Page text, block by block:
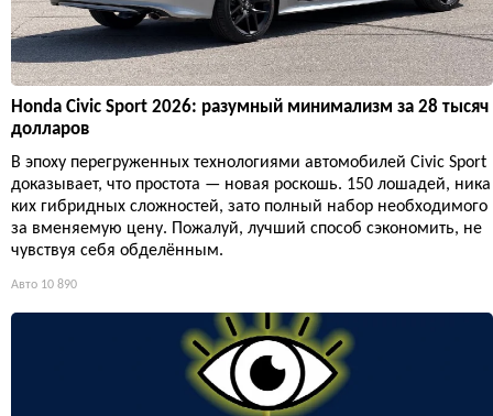
Honda Civic Sport 2026: разумный минимализм за 28 тысяч
долларов
В эпоху перегруженных технологиями автомобилей Civic Sport
доказывает, что простота — новая роскошь. 150 лошадей, ника
ких гибридных сложностей, зато полный набор необходимого
за вменяемую цену. Пожалуй, лучший способ сэкономить, не
чувствуя себя обделённым.
Авто 10 890